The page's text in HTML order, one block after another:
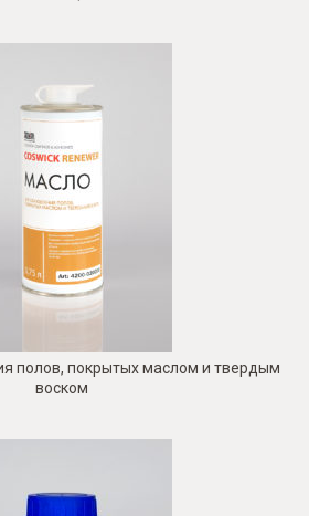
полов, покрытых маслом и твердым
воском